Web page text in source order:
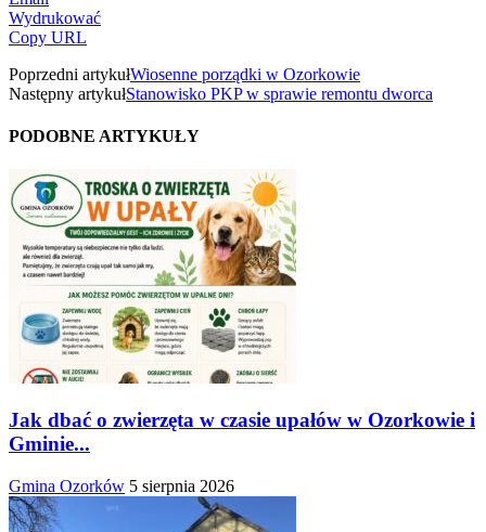
Wydrukować
Copy URL
Poprzedni artykułWiosenne porządki w Ozorkowie
Następny artykułStanowisko PKP w sprawie remontu dworca
PODOBNE ARTYKUŁY
Jak dbać o zwierzęta w czasie upałów w Ozorkowie i
Gminie...
Gmina Ozorków 5 sierpnia 2026